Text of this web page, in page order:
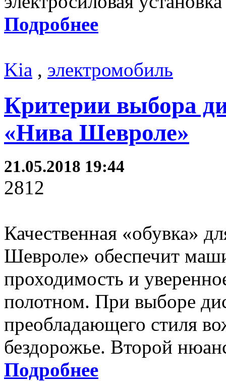
Подробнее
Kia , электромобиль
Критерии выбора
«Нива Шевроле»
21.05.2018 19:44
2812
Качественная «обувка»
Шевроле» обеспечит
проходимость и
полотном. При выборе
преобладающего стиля
бездорожье. Второй
Подробнее